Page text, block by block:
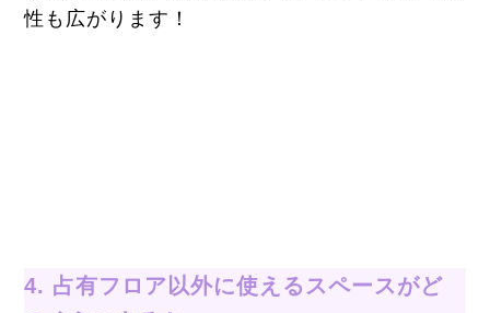
性も広がります！
4. 占有フロア以外に使えるスペースがど